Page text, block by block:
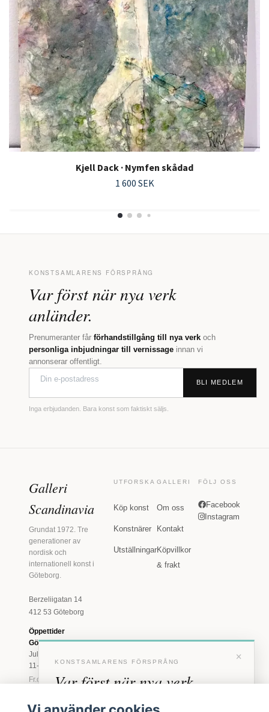
Kjell Dack · Nymfen skådad
1 600 SEK
KONSTSAMLARENS FÖRSPRÅNG
Var först när nya verk
anländer.
Prenumeranter får förhandstillgång till nya verk och
personliga inbjudningar till vernissage innan vi
annonserar offentligt.
BLI MEDLEM
Inga erbjudanden. Bara konst som faktiskt säljs.
Galleri
Scandinavia
Grundat 1972. Tre
generationer av
nordisk och
internationell konst i
Göteborg.
Berzeliigatan 14
412 53 Göteborg
Öppettider
Göteborg
Juli: Tis 11-18 · Lör
11-16
Fr.o.m. augusti: Tis-
UTFORSKA
Köp konst
Konstnärer
Utställningar
GALLERI
Om oss
Kontakt
Köpvillkor
& frakt
FÖLJ OSS
Facebook
Instagram
×
KONSTSAMLARENS FÖRSPRÅNG
Var först när nya verk
anländer